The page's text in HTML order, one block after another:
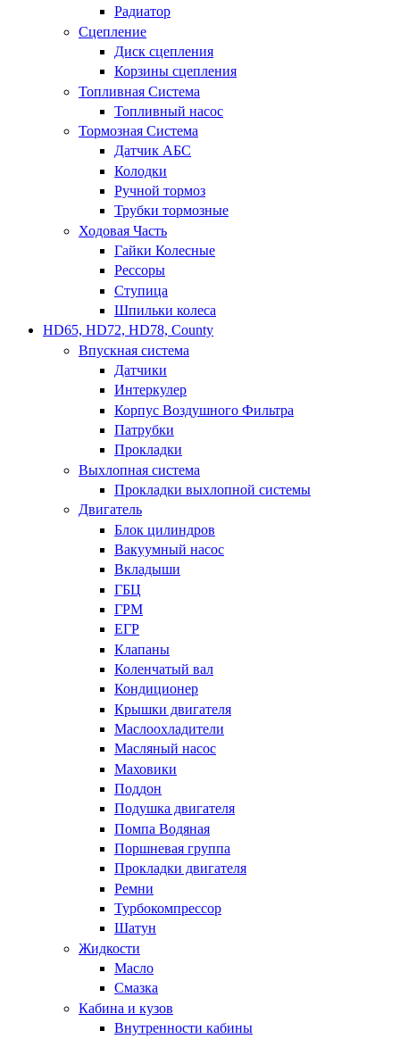
Радиатор
Сцепление
Диск сцепления
Корзины сцепления
Топливная Система
Топливный насос
Тормозная Система
Датчик АБС
Колодки
Ручной тормоз
Трубки тормозные
Ходовая Часть
Гайки Колесные
Рессоры
Ступица
Шпильки колеса
HD65, HD72, HD78, County
Впускная система
Датчики
Интеркулер
Корпус Воздушного Фильтра
Патрубки
Прокладки
Выхлопная система
Прокладки выхлопной системы
Двигатель
Блок цилиндров
Вакуумный насос
Вкладыши
ГБЦ
ГРМ
ЕГР
Клапаны
Коленчатый вал
Кондиционер
Крышки двигателя
Маслоохладители
Масляный насос
Маховики
Поддон
Подушка двигателя
Помпа Водяная
Поршневая группа
Прокладки двигателя
Ремни
Турбокомпрессор
Шатун
Жидкости
Масло
Смазка
Кабина и кузов
Внутренности кабины